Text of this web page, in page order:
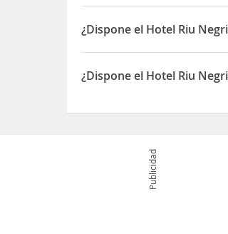
Sí, el Hotel Riu Negril dispone
¿Dispone el Hotel Riu
Sí, el Hotel Riu Negril
¿Dispone el Hotel Riu
Publicidad